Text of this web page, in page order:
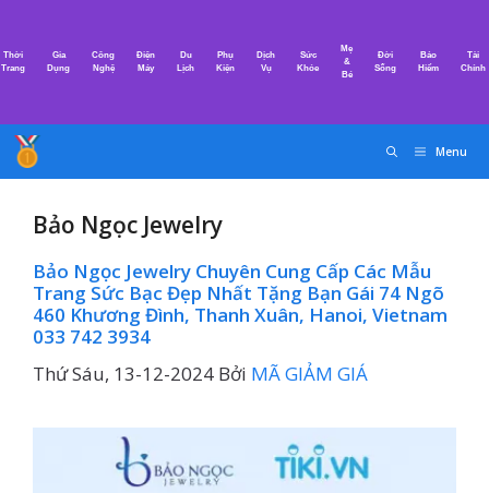
nội
Thời
Trang
Gia
Dụng
Công
Nghệ
Điện
Máy
Du
Lịch
Phụ
Kiện
Dịch
Vụ
Sức
Khỏe
Mẹ
&
Bé
Đời
Sống
Bảo
Hiểm
Tài
Chính
Menu
Bảo Ngọc Jewelry
Bảo Ngọc Jewelry Chuyên Cung Cấp Các Mẫu
Trang Sức Bạc Đẹp Nhất Tặng Bạn Gái 74 Ngõ
460 Khương Đình, Thanh Xuân, Hanoi, Vietnam
033 742 3934
Thứ Sáu, 13-12-2024 Bởi MÃ GIẢM GIÁ